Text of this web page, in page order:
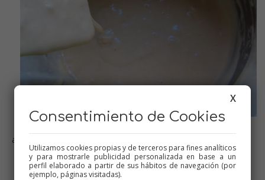
añadimos la mezcla de harina, y listo!!
X
Consentimiento de Cookies
Utilizamos cookies propias y de terceros para fines analíticos
y para mostrarle publicidad personalizada en base a un
perfil elaborado a partir de sus hábitos de navegación (por
ejemplo, páginas visitadas).